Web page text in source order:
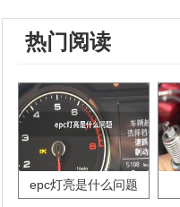
热门阅读
epc灯亮是什么问题